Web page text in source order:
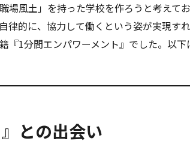
場風土」を持った学校を作ろうと考えて
律的に、協力して働くという姿が実現す
『1分間エンパワーメント』でした。以
との出会い